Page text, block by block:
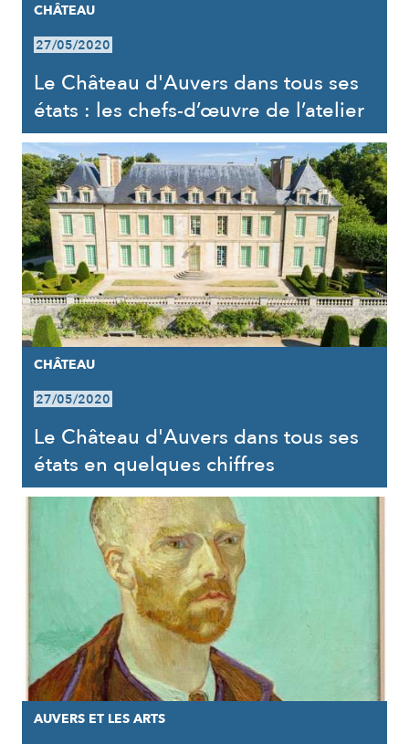
CHÂTEAU
27/05/2020
Le Château d'Auvers dans tous ses
états : les chefs-d’œuvre de l’atelier
CHÂTEAU
27/05/2020
Le Château d'Auvers dans tous ses
états en quelques chiffres
AUVERS ET LES ARTS